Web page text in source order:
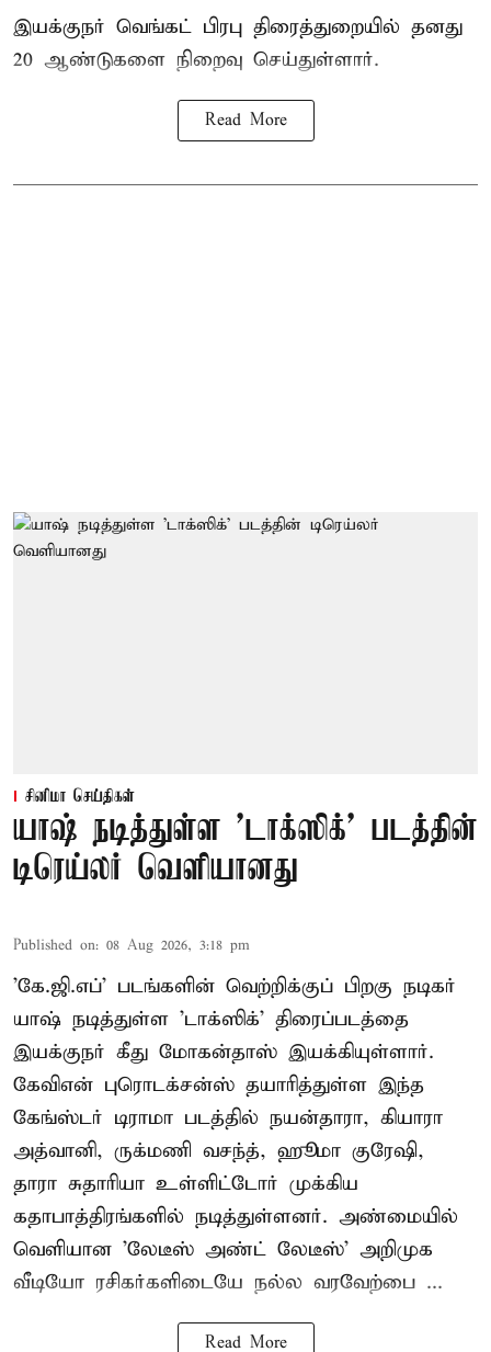
இயக்குநர் வெங்கட் பிரபு திரைத்துறையில் தனது
20 ஆண்டுகளை நிறைவு செய்துள்ளார்.
Read More
சினிமா செய்திகள்
யாஷ் நடித்துள்ள 'டாக்‌ஸிக்' படத்தின்
டிரெய்லர் வெளியானது
Published on: 08 Aug 2026, 3:18 pm
'கே.ஜி.எப்' படங்களின் வெற்றிக்குப் பிறகு நடிகர்
யாஷ் நடித்துள்ள 'டாக்ஸிக்' திரைப்படத்தை
இயக்குநர் கீது மோகன்தாஸ் இயக்கியுள்ளார்.
கேவிஎன் புரொடக்சன்ஸ் தயாரித்துள்ள இந்த
கேங்ஸ்டர் டிராமா படத்தில் நயன்தாரா, கியாரா
அத்வானி, ருக்மணி வசந்த், ஹூமா குரேஷி,
தாரா சுதாரியா உள்ளிட்டோர் முக்கிய
கதாபாத்திரங்களில் நடித்துள்ளனர். அண்மையில்
வெளியான 'லேடீஸ் அண்ட் லேடீஸ்' அறிமுக
வீடியோ ரசிகர்களிடையே நல்ல வரவேற்பை ...
Read More